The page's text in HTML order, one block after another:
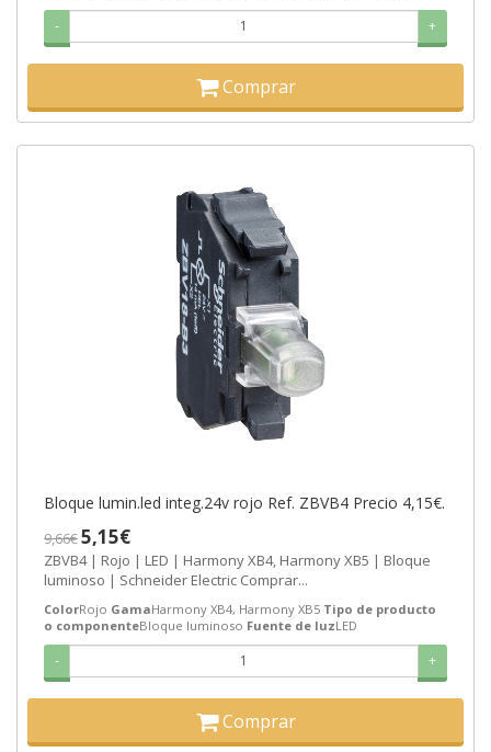
- +
Comprar
Bloque lumin.led integ.24v rojo Ref. ZBVB4 Precio 4,15€.
9,66€5,15€
ZBVB4 | Rojo | LED | Harmony XB4, Harmony XB5 | Bloque
luminoso | Schneider Electric Comprar...
ColorRojo GamaHarmony XB4, Harmony XB5 Tipo de producto
o componenteBloque luminoso Fuente de luzLED
- +
Comprar